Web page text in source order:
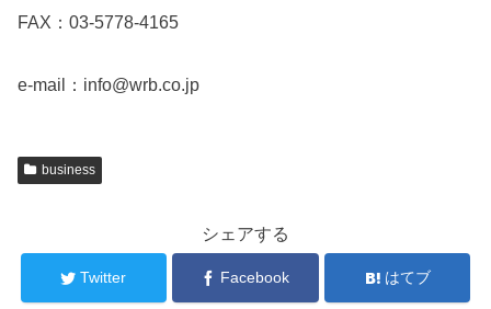
FAX：03-5778-4165
e-mail：info@wrb.co.jp
business
シェアする
Twitter Facebook はてブ